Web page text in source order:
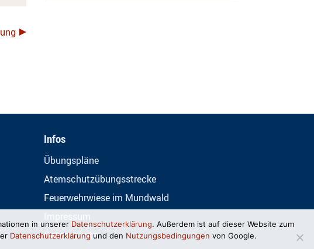
Infos
Übungspläne
Atemschutzübungsstrecke
Feuerwehrwiese im Mundwald
Datenschutz
in unserer Datenschutzerklärung. Außerdem ist auf dieser Website zum
Datenschutzerklärung und den Nutzungsbedingungen von Google.